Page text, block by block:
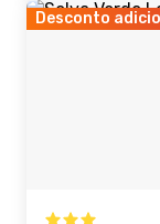
Desconto